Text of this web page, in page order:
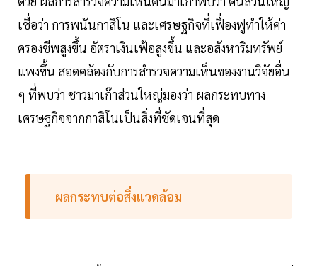
เชื่อว่า การพนันกาสิโน และเศรษฐกิจที่เฟื่องฟูทำให้ค่า
ครองชีพสูงขึ้น อัตราเงินเฟ้อสูงขึ้น และอสังหาริมทรัพย์
แพงขึ้น สอดคล้องกับการสำรวจความเห็นของงานวิจัยอื่น
ๆ ที่พบว่า ชาวมาเก๊าส่วนใหญ่มองว่า ผลกระทบทาง
เศรษฐกิจจากกาสิโนเป็นสิ่งที่ชัดเจนที่สุด
ผลกระทบต่อสิ่งแวดล้อม